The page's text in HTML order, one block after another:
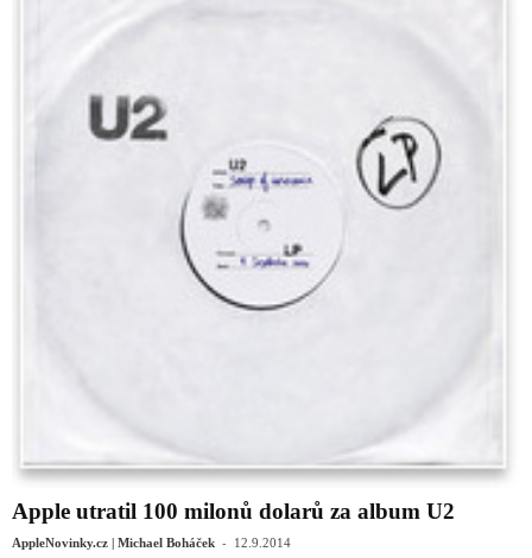
Apple utratil 100 milonů dolarů za album U2
AppleNovinky.cz | Michael Boháček - 12.9.2014